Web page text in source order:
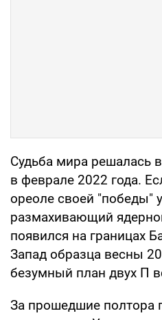
Судьба мира решалась
в феврале 2022 года.
ореоле своей "победы"
размахивающий
появился на границах
Запад образца весны
безумный план двух П
За прошедшие полтора